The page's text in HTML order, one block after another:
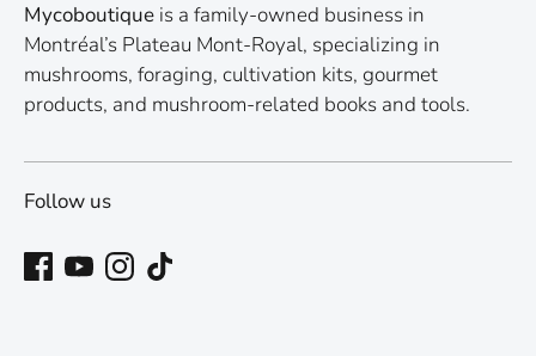
Mycoboutique is a family-owned business in
Montréal’s Plateau Mont-Royal, specializing in
mushrooms, foraging, cultivation kits, gourmet
products, and mushroom-related books and tools.
Follow us